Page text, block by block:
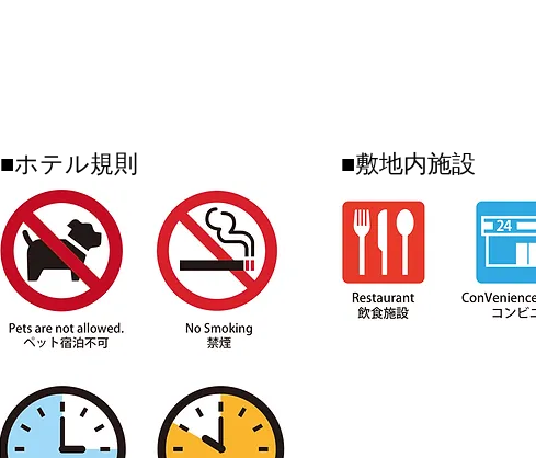
■ホテル規則 ■敷地内施設